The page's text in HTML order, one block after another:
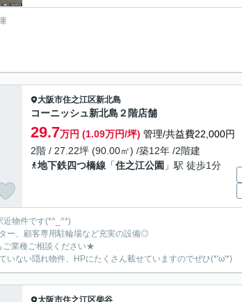
大阪市住之江区新北島
コーニッシュ新北島２階店舗
29.7万円 (1.09万円/坪) 管理/共益費22,000円
2階 / 27.22坪 (90.00㎡) /築12年 /2階建
地下鉄四つ橋線 「住之江公園 」駅 徒歩1分
近物件です(*^_^*)
ー、顧客専用駐輪場など充実の設備◎
ご業種ご相談ください★
いない隠れ物件、HPにたくさん載せていますのでぜひ(*'ω'*)
大阪市住之江区柴谷